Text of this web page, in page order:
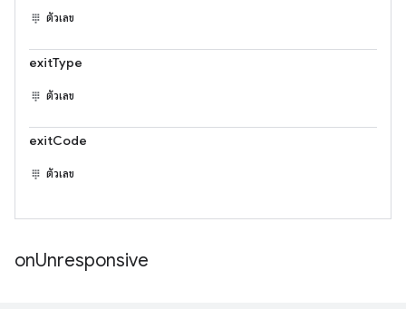
ตัวเลข
exitType
ตัวเลข
exitCode
ตัวเลข
onUnresponsive